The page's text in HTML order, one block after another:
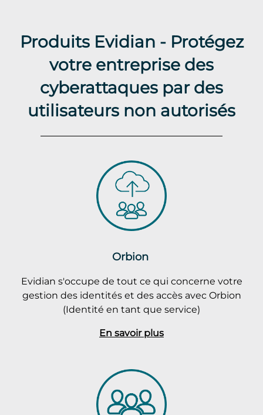
Produits Evidian - Protégez
votre entreprise des
cyberattaques par des
utilisateurs non autorisés
Orbion
Evidian s'occupe de tout ce qui concerne votre
gestion des identités et des accès avec Orbion
(Identité en tant que service)
En savoir plus